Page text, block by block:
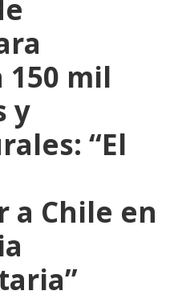
mil
y
“El
Chile en